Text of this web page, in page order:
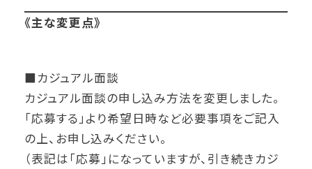
《主な変更点》
■カジュアル面談
カジュアル面談の申し込み方法を変更しました。
「応募する」より希望日時など必要事項をご記入
の上、お申し込みください。
（表記は「応募」になっていますが、引き続きカジ